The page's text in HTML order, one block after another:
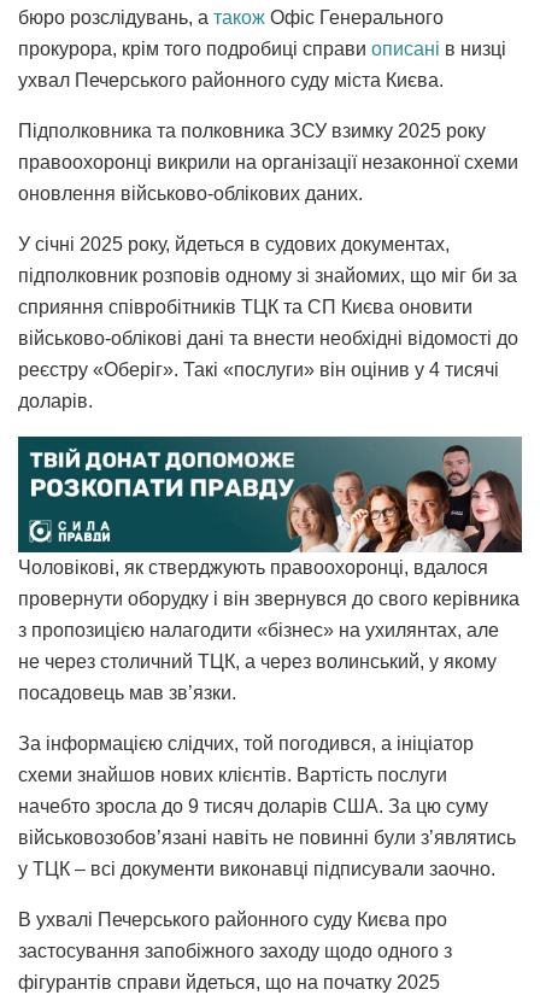
бюро розслідувань, а також Офіс Генерального
прокурора, крім того подробиці справи описані в низці
ухвал Печерського районного суду міста Києва.
Підполковника та полковника ЗСУ взимку 2025 року
правоохоронці викрили на організації незаконної схеми
оновлення військово-облікових даних.
У січні 2025 року, йдеться в судових документах,
підполковник розповів одному зі знайомих, що міг би за
сприяння співробітників ТЦК та СП Києва оновити
військово-облікові дані та внести необхідні відомості до
реєстру «Оберіг». Такі «послуги» він оцінив у 4 тисячі
доларів.
Чоловікові, як стверджують правоохоронці, вдалося
провернути оборудку і він звернувся до свого керівника
з пропозицією налагодити «бізнес» на ухилянтах, але
не через столичний ТЦК, а через волинський, у якому
посадовець мав зв’язки.
За інформацією слідчих, той погодився, а ініціатор
схеми знайшов нових клієнтів. Вартість послуги
начебто зросла до 9 тисяч доларів США. За цю суму
військовозобов’язані навіть не повинні були з’являтись
у ТЦК – всі документи виконавці підписували заочно.
В ухвалі Печерського районного суду Києва про
застосування запобіжного заходу щодо одного з
фігурантів справи йдеться, що на початку 2025